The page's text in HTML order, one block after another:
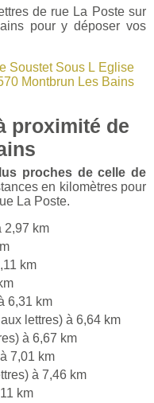
de rue La Poste sur
pour y déposer vos
Soustet Sous L Eglise
Montbrun Les Bains
proximité de
proches de celle de
en kilomètres pour
La Poste.
2,97 km
km
6,31 km
lettres) à 6,64 km
à 6,67 km
7,01 km
à 7,46 km
km